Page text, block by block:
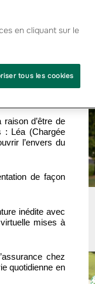
d’être de
: Léa (Chargée
l’envers du
de façon
inédite avec
mises à
chez
quotidienne en
en cliquant sur le
tous les cookies